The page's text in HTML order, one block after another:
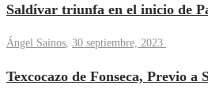
Saldívar triunfa en el inicio de
Ángel Sainos 30 septiembre, 2023
Texcocazo de Fonseca, Previo a